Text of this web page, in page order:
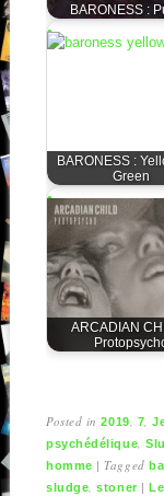
BARONESS :
BARONESS :
Green
ARCADIAN
Posted in2019 7 ,
psychédélique ,
homme |Tagged
sludge ,stoner |